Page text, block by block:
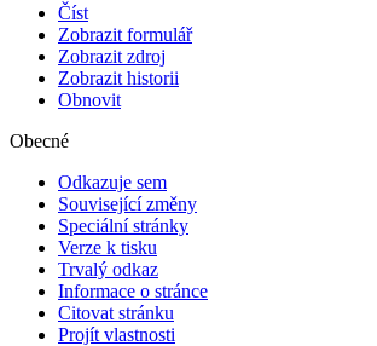
Číst
Zobrazit formulář
Zobrazit zdroj
Zobrazit historii
Obnovit
Obecné
Odkazuje sem
Související změny
Speciální stránky
Verze k tisku
Trvalý odkaz
Informace o stránce
Citovat stránku
Projít vlastnosti